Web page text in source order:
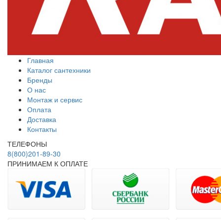
Главная
Каталог сантехники
Бренды
О нас
Монтаж и сервис
Оплата
Доставка
Контакты
ТЕЛЕФОНЫ
8(800)201-89-30
ПРИНИМАЕМ К ОПЛАТЕ